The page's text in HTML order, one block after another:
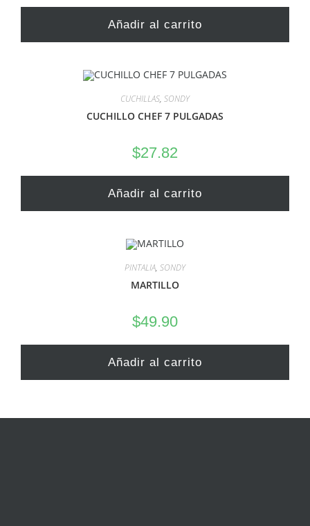
Añadir al carrito
CUCHILLAS, SONDY
CUCHILLO CHEF 7 PULGADAS
$27.82
Añadir al carrito
PINTALIA, SONDY
MARTILLO
$49.90
Añadir al carrito